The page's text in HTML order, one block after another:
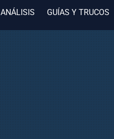
ANÁLISIS GUÍAS Y TRUCOS